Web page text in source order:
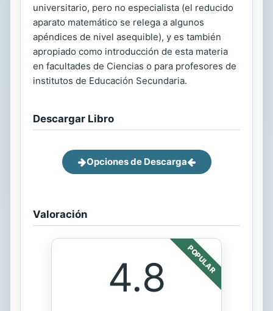
universitario, pero no especialista (el reducido
aparato matemático se relega a algunos
apéndices de nivel asequible), y es también
apropiado como introducción de esta materia
en facultades de Ciencias o para profesores de
institutos de Educación Secundaria.
Descargar Libro
Opciones de Descarga
Valoración
POPULAR
4.8